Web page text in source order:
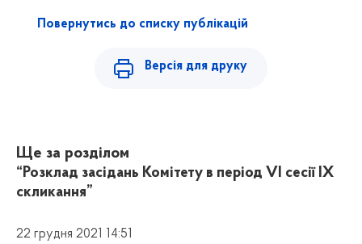
Повернутись до списку публікацій
Версія для друку
Ще за розділом
“Розклад засідань Комітету в період VI сесії IX
скликання”
22 грудня 2021 14:51